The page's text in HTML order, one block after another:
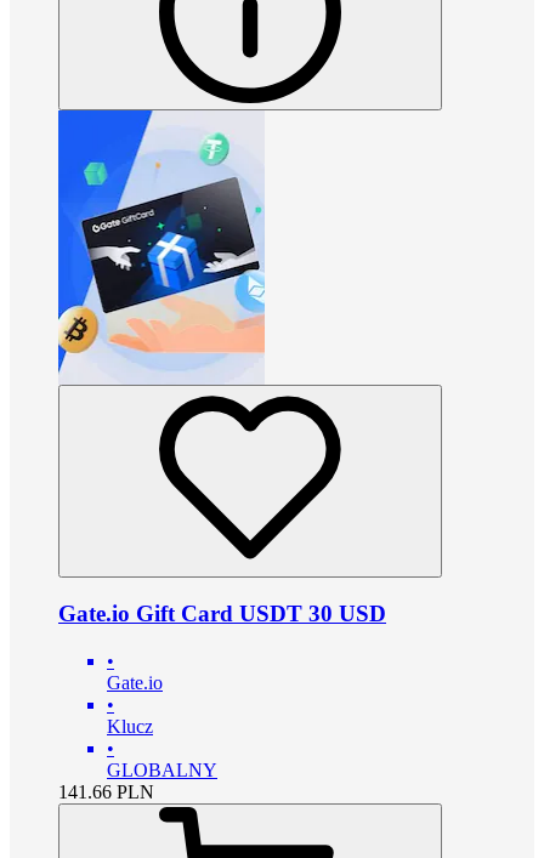
Gate.io Gift Card USDT 30 USD
•
Gate.io
•
Klucz
•
GLOBALNY
141.66 PLN